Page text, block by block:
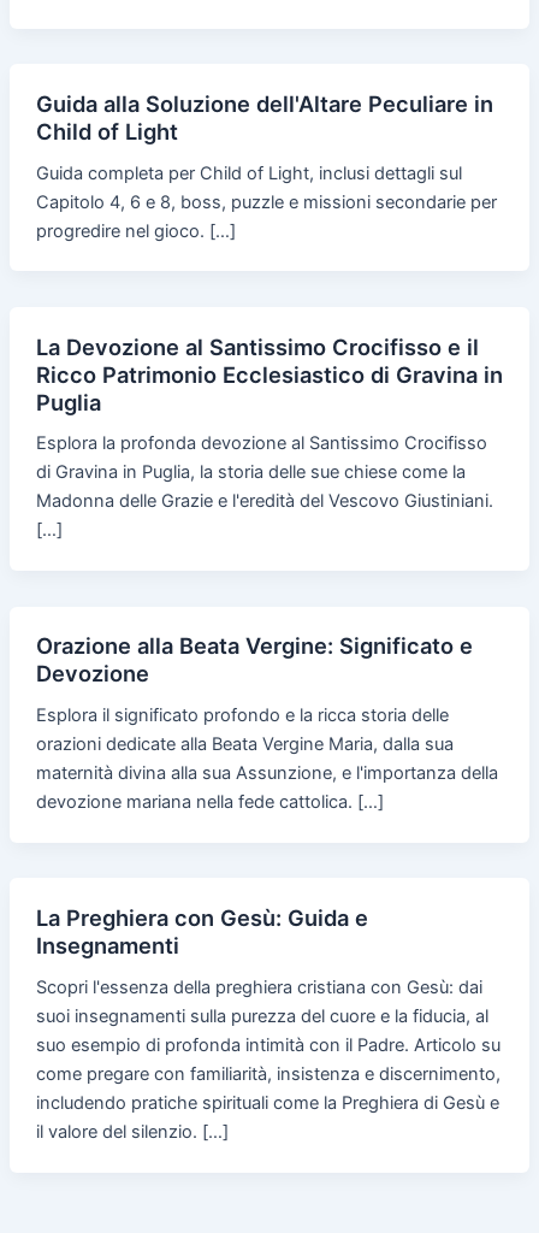
Guida alla Soluzione dell'Altare Peculiare in
Child of Light
Guida completa per Child of Light, inclusi dettagli sul
Capitolo 4, 6 e 8, boss, puzzle e missioni secondarie per
progredire nel gioco. […]
La Devozione al Santissimo Crocifisso e il
Ricco Patrimonio Ecclesiastico di Gravina in
Puglia
Esplora la profonda devozione al Santissimo Crocifisso
di Gravina in Puglia, la storia delle sue chiese come la
Madonna delle Grazie e l'eredità del Vescovo Giustiniani.
[…]
Orazione alla Beata Vergine: Significato e
Devozione
Esplora il significato profondo e la ricca storia delle
orazioni dedicate alla Beata Vergine Maria, dalla sua
maternità divina alla sua Assunzione, e l'importanza della
devozione mariana nella fede cattolica. […]
La Preghiera con Gesù: Guida e
Insegnamenti
Scopri l'essenza della preghiera cristiana con Gesù: dai
suoi insegnamenti sulla purezza del cuore e la fiducia, al
suo esempio di profonda intimità con il Padre. Articolo su
come pregare con familiarità, insistenza e discernimento,
includendo pratiche spirituali come la Preghiera di Gesù e
il valore del silenzio. […]